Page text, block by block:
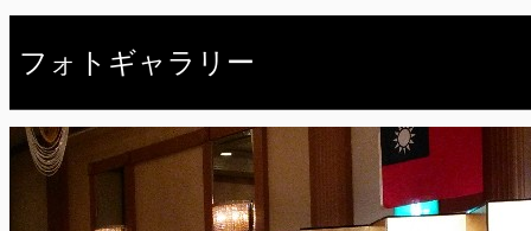
フォトギャラリー